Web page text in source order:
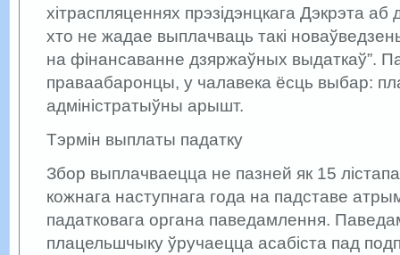
хітраспляценнях прэзідэнцкага Дэкрэта
хто не жадае выплачваць такі
на фінансаванне дзяржаўных выдаткаў”.
праваабаронцы, у чалавека ёсць выбар:
адміністратыўны арышт.
Тэрмін выплаты падатку
Збор выплачваецца не пазней як 15
кожнага наступнага года на падставе
падатковага органа паведамлення.
плацельшчыку ўручаецца асабіста пад